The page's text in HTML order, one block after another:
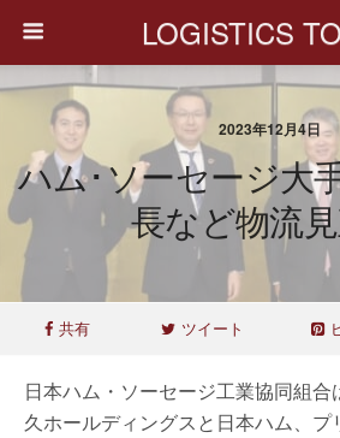
LOGISTICS
2023年12月4日
ハム･ソーセージ大
長など物流
共有 ツイート
日本ハム・ソーセージ工業協同組
久ホールディングスと日本ハム、プ